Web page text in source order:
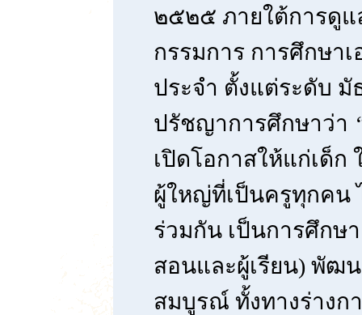
๒๕๒๕ ภายใต้การดู
กรรมการ การศึกษา
ประจำ ตั้งแต่ระดับ
ปรัชญาการศึกษาว่า
เปิดโอกาสให้แก่เด็
ผู้ใหญ่ที่เป็นครูทุกคน
ร่วมกัน เป็นการศึกษ
สอนและผู้เรียน) พัฒ
สมบูรณ์ ทั้งทางร่าง